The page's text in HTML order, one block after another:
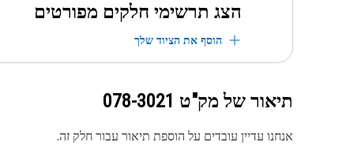
הצג תרשימי חלקים מפורטים
הוסף את הציוד שלך
תיאור של מק"ט 078-3021
אנחנו עדיין עובדים על הוספת תיאור עבור חלק זה.